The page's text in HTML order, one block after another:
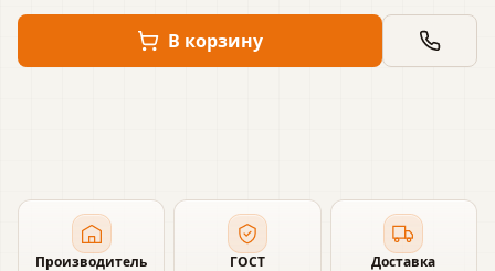
В корзину
Производитель ГОСТ Доставка